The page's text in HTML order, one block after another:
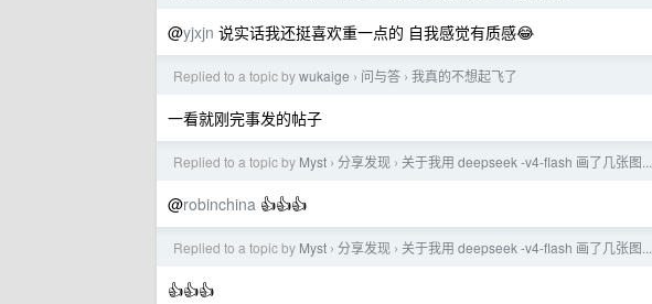
@yjxjn 说实话我还挺喜欢重一点的 自我感觉有质感😂
Replied to a topic bywukaige › 问与答 › 我真的不想起飞了
一看就刚完事发的帖子
Replied to a topic by Myst › 分享发现 › 关于我用 deepseek -v4-flash 画了几张图...
@robinchina 👍👍👍
Replied to a topic by Myst › 分享发现 › 关于我用 deepseek -v4-flash 画了几张图...
👍👍👍